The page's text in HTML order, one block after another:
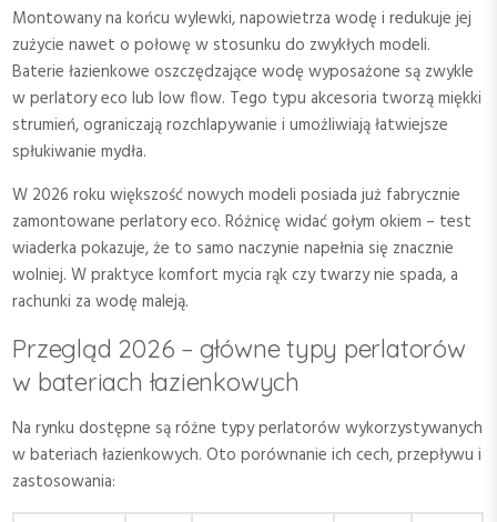
Montowany na końcu wylewki, napowietrza wodę i redukuje jej
zużycie nawet o połowę w stosunku do zwykłych modeli.
Baterie łazienkowe oszczędzające wodę wyposażone są zwykle
w perlatory eco lub low flow. Tego typu akcesoria tworzą miękki
strumień, ograniczają rozchlapywanie i umożliwiają łatwiejsze
spłukiwanie mydła.
W 2026 roku większość nowych modeli posiada już fabrycznie
zamontowane perlatory eco. Różnicę widać gołym okiem – test
wiaderka pokazuje, że to samo naczynie napełnia się znacznie
wolniej. W praktyce komfort mycia rąk czy twarzy nie spada, a
rachunki za wodę maleją.
Przegląd 2026 – główne typy perlatorów
w bateriach łazienkowych
Na rynku dostępne są różne typy perlatorów wykorzystywanych
w bateriach łazienkowych. Oto porównanie ich cech, przepływu i
zastosowania: